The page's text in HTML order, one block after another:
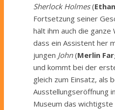
Sherlock Holmes(
Fortsetzung seiner
hält ihm auch die ganze
dass ein Assistent her
jungen John(Merlin
und kommt bei der
gleich zum Einsatz, als
Ausstellungseröffnung
Museum das